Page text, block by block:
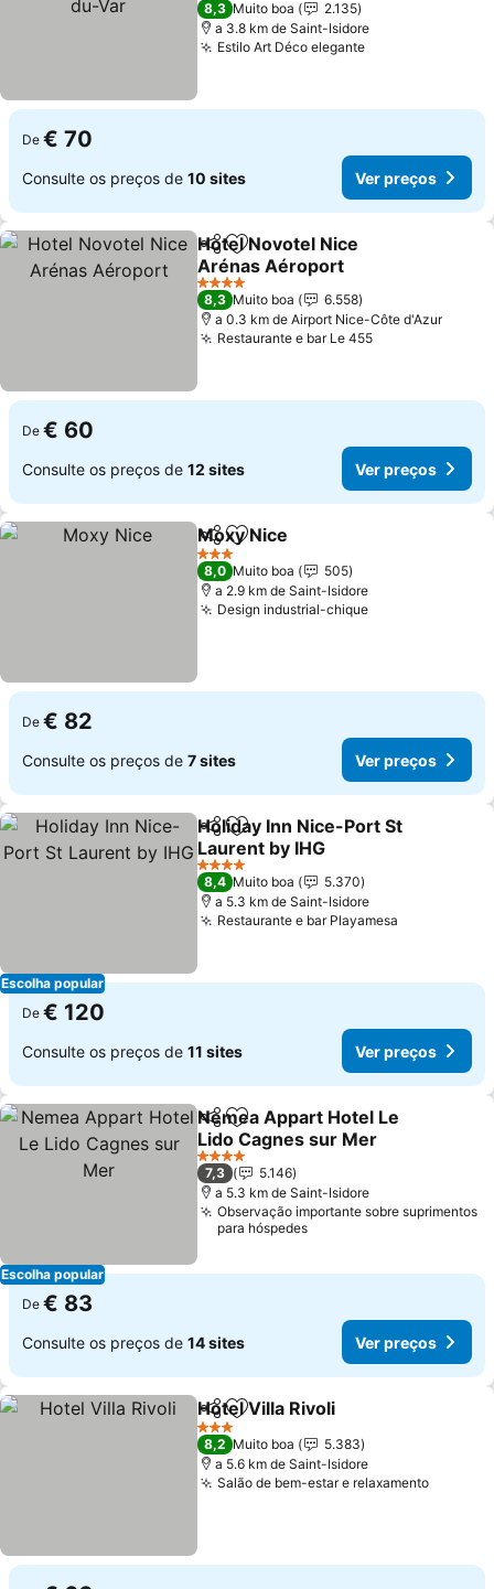
8,3 Muito boa
2.135
a 3.8 km de Saint-Isidore
Estilo Art Déco eleganteVer preços
De € 70
Consulte os preços de 10 sites Ver preços
PartilharAdicionar aos favoritos
Hotel Novotel Nice
Arénas Aéroport
Ver preços
4 Estrelas
8,3 Muito boa
6.558
a 0.3 km de Airport Nice-Côte d'Azur
Restaurante e bar Le 455Ver preços
De € 60
Consulte os preços de 12 sites Ver preços
PartilharAdicionar aos favoritos
Moxy Nice
3 Estrelas
8,0 Muito boa
505
a 2.9 km de Saint-Isidore
Design industrial-chiqueVer preços
De € 82
Consulte os preços de 7 sites Ver preços
Escolha popular
PartilharAdicionar aos favoritos
Holiday Inn Nice-Port St
Laurent by IHG
Ver preços
4 Estrelas
8,4 Muito boa
5.370
a 5.3 km de Saint-Isidore
Restaurante e bar Playamesa
De € 120
Consulte os preços de 11 sites Ver preços
Escolha popular
PartilharAdicionar aos favoritos
Nemea Appart Hotel Le
Lido Cagnes sur Mer
Ver preços
4 Estrelas
7,3
5.146
a 5.3 km de Saint-Isidore
Observação importante sobre suprimentos
para hóspedes
De € 83
Consulte os preços de 14 sites Ver preços
PartilharAdicionar aos favoritos
Hotel Villa Rivoli
3 Estrelas
8,2 Muito boa
5.383
a 5.6 km de Saint-Isidore
Salão de bem-estar e relaxamentoVer